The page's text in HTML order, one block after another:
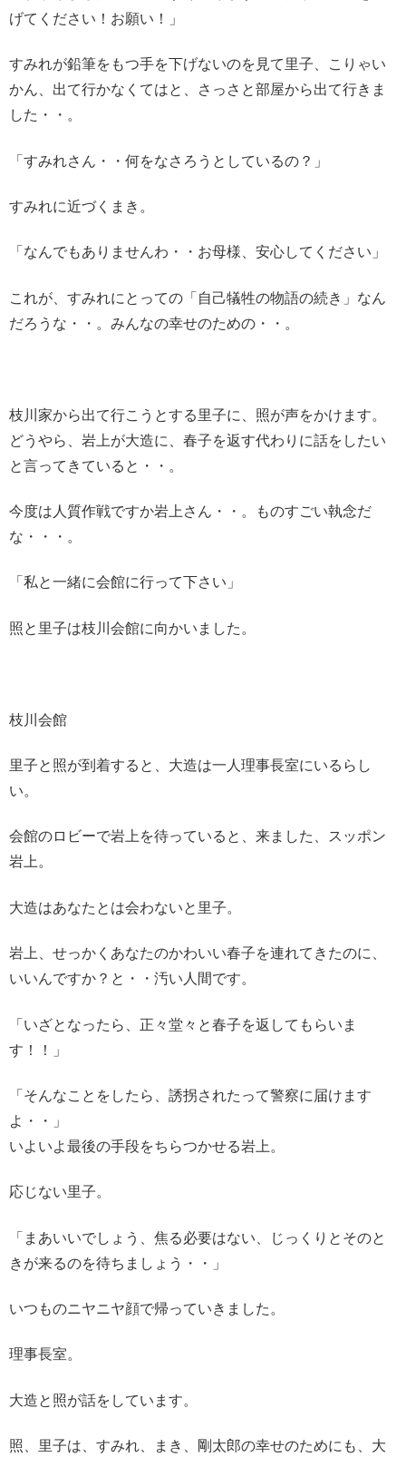
げてください！お願い！」
すみれが鉛筆をもつ手を下げないのを見て里子、こりゃい
かん、出て行かなくてはと、さっさと部屋から出て行きま
した・・。
「すみれさん・・何をなさろうとしているの？」
すみれに近づくまき。
「なんでもありませんわ・・お母様、安心してください」
これが、すみれにとっての「自己犠牲の物語の続き」なん
だろうな・・。みんなの幸せのための・・。
枝川家から出て行こうとする里子に、照が声をかけます。
どうやら、岩上が大造に、春子を返す代わりに話をしたい
と言ってきていると・・。
今度は人質作戦ですか岩上さん・・。ものすごい執念だ
な・・・。
「私と一緒に会館に行って下さい」
照と里子は枝川会館に向かいました。
枝川会館
里子と照が到着すると、大造は一人理事長室にいるらし
い。
会館のロビーで岩上を待っていると、来ました、スッポン
岩上。
大造はあなたとは会わないと里子。
岩上、せっかくあなたのかわいい春子を連れてきたのに、
いいんですか？と・・汚い人間です。
「いざとなったら、正々堂々と春子を返してもらいま
す！！」
「そんなことをしたら、誘拐されたって警察に届けます
よ・・」
いよいよ最後の手段をちらつかせる岩上。
応じない里子。
「まあいいでしょう、焦る必要はない、じっくりとそのと
きが来るのを待ちましょう・・」
いつものニヤニヤ顔で帰っていきました。
理事長室。
大造と照が話をしています。
照、里子は、すみれ、まき、剛太郎の幸せのためにも、大